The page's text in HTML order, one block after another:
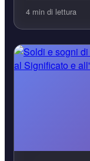
4 min di lettura